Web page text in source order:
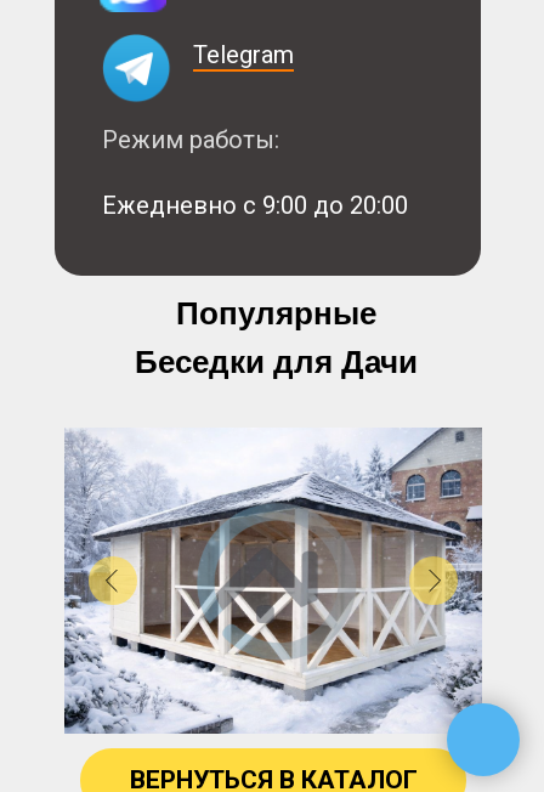
Telegram
Ежедневно с 9:00 до 20:00
Режим работы:
Популярные
Беседки для Дачи
ВЕРНУТЬСЯ В КАТАЛОГ